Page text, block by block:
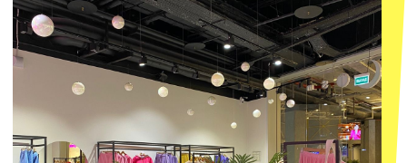
ОГРНИП 320665800076581
© 2021-2025 Macrocosm ®